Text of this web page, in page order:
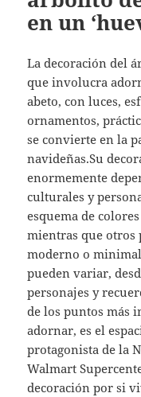
en un
La decoración del
que involucra
abeto, con luces,
ornamentos,
se convierte en la
navideñas.Su
enormemente
culturales y
esquema de
mientras que otros
moderno o
pueden variar,
personajes y
de los puntos más
adornar, es el
protagonista de la
Walmart
decoración por si